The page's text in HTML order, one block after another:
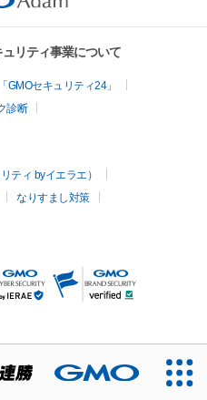
リティ事業について
セキュリティ24」
診断
ティ byイエラエ）
なりすまし対策